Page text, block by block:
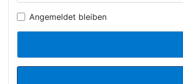
Angemeldet bleiben